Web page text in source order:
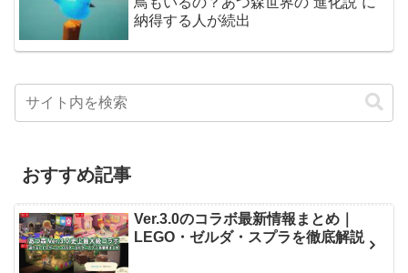
納得する人が続出
おすすめ記事
Ver.3.0のコラボ最新情報まとめ｜
LEGO・ゼルダ・スプラを徹底解説